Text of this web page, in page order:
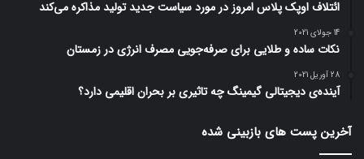
ائتلاف اوپک پلاس امروز در مورد سیاست جدید تولید مذاکره می‌کند
14 جولای 2021
نکات ساده و طلایی برای صرفه‌جویی مصرف انرژی در زمستان
28 آوریل 2021
آینده‌ی دیجیتالی گیمینگ چه تاثیری بر بحران اقلیمی دارد؟
آخرین پست های بازبینی شده